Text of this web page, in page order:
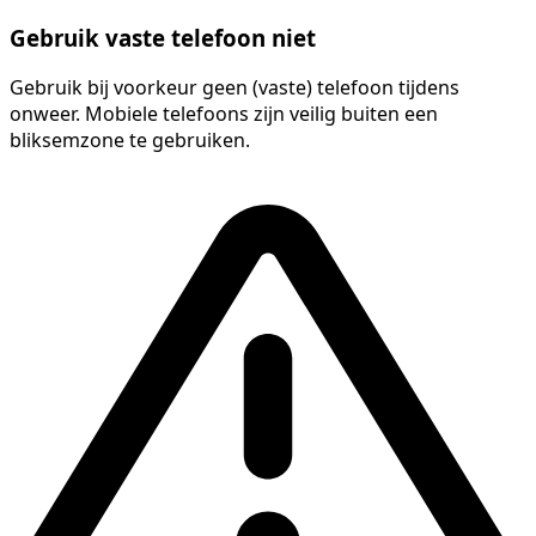
Gebruik vaste telefoon niet
Gebruik bij voorkeur geen (vaste) telefoon tijdens
onweer. Mobiele telefoons zijn veilig buiten een
bliksemzone te gebruiken.